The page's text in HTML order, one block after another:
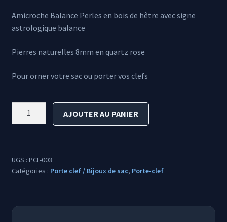
initial
15,00 €.
actuel
12,00 €.
Amicroche Balance Perles en bois de hêtre avec signe
astrologique balance
Pierres naturelles 8mm en quartz rose
Pour orner votre sac ou porter vos clefs
AJOUTER AU PANIER
UGS : PCL-003
Catégories : Porte clef / Bijoux de sac, Porte-clef